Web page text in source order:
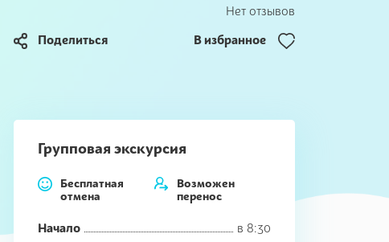
Нет отзывов
Поделиться
В избранное
Групповая экскурсия
Бесплатная
отмена
Возможен
перенос
Начало
в 8:30